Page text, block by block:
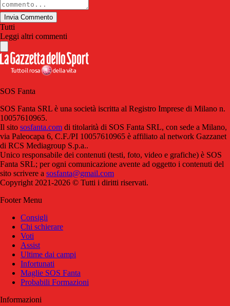
Invia Commento
Tutti
Leggi altri commenti
SOS Fanta
SOS Fanta SRL è una società iscritta al Registro Imprese di Milano n.
10057610965.
Il sito sosfanta.com di titolarità di SOS Fanta SRL, con sede a Milano,
via Paleocapa 6, C.F./PI 10057610965 è affiliato al network Gazzanet
di RCS Mediagroup S.p.a..
Unico responsabile dei contenuti (testi, foto, video e grafiche) è SOS
Fanta SRL; per ogni comunicazione avente ad oggetto i contenuti del
sito scrivere a sosfanta@gmail.com
Copyright 2021-2026 © Tutti i diritti riservati.
Footer Menu
Consigli
Chi schierare
Voti
Assist
Ultime dai campi
Infortunati
Maglie SOS Fanta
Probabili Formazioni
Informazioni